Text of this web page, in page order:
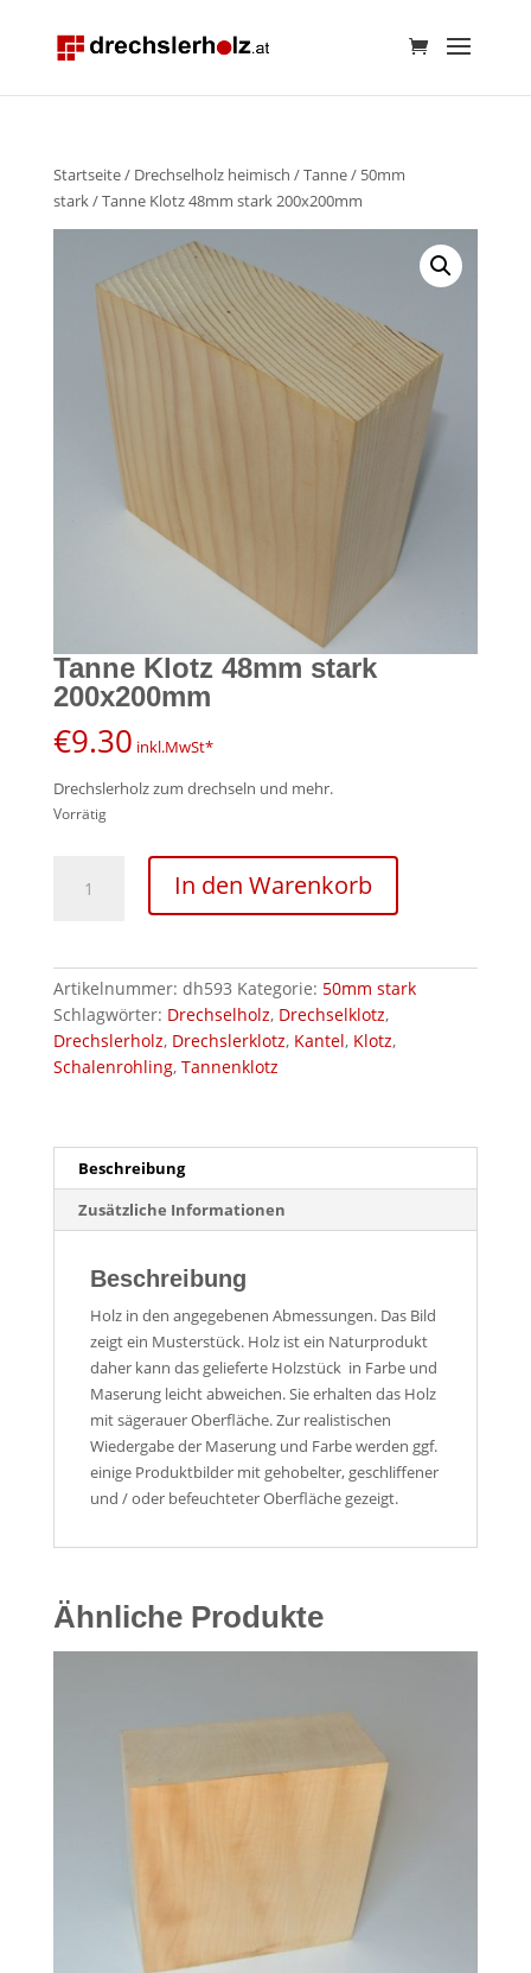
Startseite/ Drechselholz heimisch /Tanne/ 50mm
stark/ Tanne Klotz 48mm stark 200x200mm
Tanne Klotz 48mm stark
200x200mm
€9.30 inkl.MwSt*
Drechslerholz zum drechseln und mehr.
Vorrätig
200x200mm
Menge
In den Warenkorb
Artikelnummer: dh593 Kategorie: 50mm stark
Schlagwörter: Drechselholz, Drechselklotz,
Drechslerholz, Drechslerklotz, Kantel, Klotz,
Schalenrohling, Tannenklotz
Beschreibung
Zusätzliche Informationen
Beschreibung
Holz in den angegebenen Abmessungen. Das Bild
zeigt ein Musterstück. Holz ist ein Naturprodukt
daher kann das gelieferte Holzstück in Farbe und
Maserung leicht abweichen. Sie erhalten das Holz
mit sägerauer Oberfläche. Zur realistischen
Wiedergabe der Maserung und Farbe werden ggf.
einige Produktbilder mit gehobelter, geschliffener
und / oder befeuchteter Oberfläche gezeigt.
Ähnliche Produkte